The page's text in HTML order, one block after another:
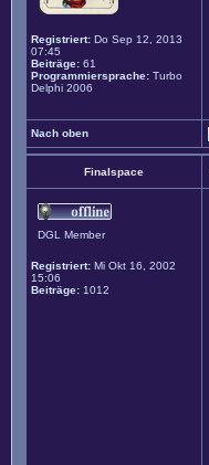
Registriert: Do Sep 12, 2013
07:45
Beiträge: 61
Programmiersprache: Turbo
Delphi 2006
Nach oben
Finalspace
DGL Member
Registriert: Mi Okt 16, 2002
15:06
Beiträge: 1012